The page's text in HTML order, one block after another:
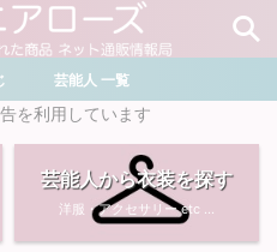
芸能人 一覧
を利用しています
芸能人から衣装を探す
洋服・アクセサリー etc ...